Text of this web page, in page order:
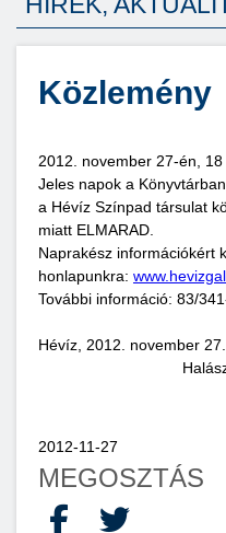
Közlemény
2012. november 27-én,
Jeles napok a
a Hévíz Színpad társulat
miatt ELMARAD.
Naprakész információkért
honlapunkra:
További információ: 83/
Hévíz, 2012. november 27.
2012-11-27
MEGOSZTÁS
Facebook
X